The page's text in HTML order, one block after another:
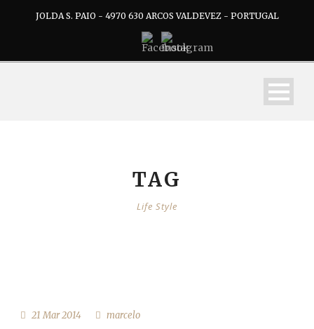
JOLDA S. PAIO - 4970 630 ARCOS VALDEVEZ - PORTUGAL
TAG
Life Style
21 Mar 2014 marcelo